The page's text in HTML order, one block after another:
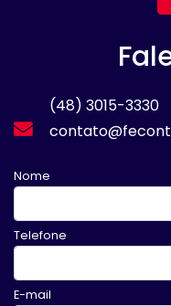
(48) 3015-3330
Nome
Telefone
E-mail